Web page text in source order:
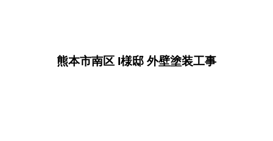
熊本市南区 I様邸 外壁塗装工事